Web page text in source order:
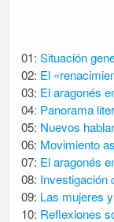
01: Situación
02: El
03: El aragonés
04: Panorama
05: Nuevos
06: Movimiento
07: El aragonés
08: Investigación
09: Las mujeres
10: Reflexiones